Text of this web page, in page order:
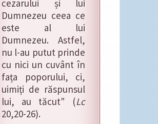
cezarului și lui
Dumnezeu ceea ce
este al lui
Dumnezeu. Astfel,
nu l-au putut prinde
cu nici un cuvânt în
fața poporului, ci,
uimiți de răspunsul
lui, au tăcut" (Lc
20,20-26).